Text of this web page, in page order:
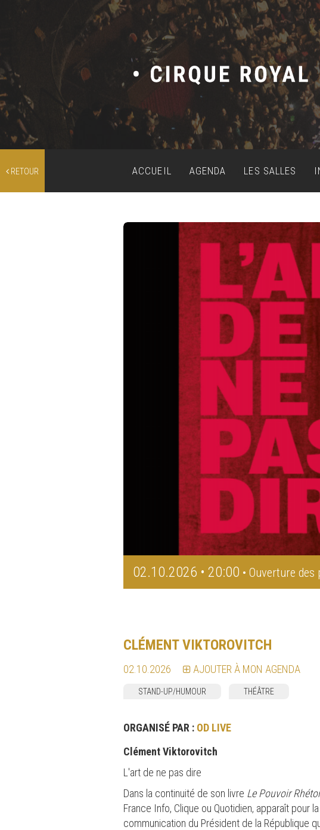
RETOUR ACCUEIL AGENDA LES SALLES
02.10.2026 • 20:00 • Ouverture des
CLÉMENT VIKTOROVITCH
02.10.2026 AJOUTER À MON AGENDA
STAND-UP/HUMOUR THÉÂTRE
ORGANISÉ PAR : OD LIVE
Clément Viktorovitch
L'art de ne pas dire
Dans la continuité de son livre Le Pouvoir
France Info, Clique ou Quotidien, apparaît pour
communication du Président de la République